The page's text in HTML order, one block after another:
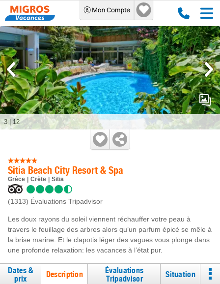
Sitia Beach City Resort & Spa
Grèce Crète Sitia
(1313) Évaluations Tripadvisor
Les doux rayons du soleil viennent réchauffer votre peau à
travers le feuillage des arbres alors qu’un parfum épicé se mêle à
la brise marine. Et le clapotis léger des vagues vous plonge dans
une profonde relaxation: les vacances à l’état pur.
3 12
Dates &
prix
Description
Évaluations
Tripadvisor
Situation